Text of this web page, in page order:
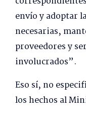
envío y adoptar
necesarias,
proveedores y
involucrados”.
Eso sí, no
los hechos al